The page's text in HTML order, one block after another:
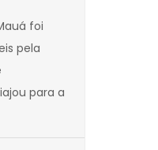
foi
pela
para a